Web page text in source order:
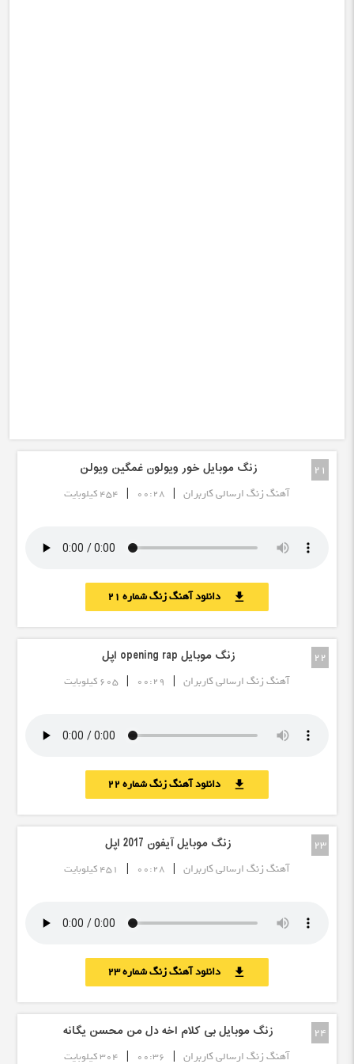
21 زنگ موبایل خور ویولون غمگین ویولن
آهنگ زنگ ارسالی کاربران |
00:28
| 454 کیلوبایت
download دانلود آهنگ زنگ شماره 21
22 زنگ موبایل opening rap اپل
آهنگ زنگ ارسالی کاربران |
00:29
| 605 کیلوبایت
download دانلود آهنگ زنگ شماره 22
23 زنگ موبایل آیفون 2017 اپل
آهنگ زنگ ارسالی کاربران |
00:28
| 451 کیلوبایت
download دانلود آهنگ زنگ شماره 23
24 زنگ موبایل بی کلام اخه دل من محسن یگانه
آهنگ زنگ ارسالی کاربران |
00:36
| 304 کیلوبایت